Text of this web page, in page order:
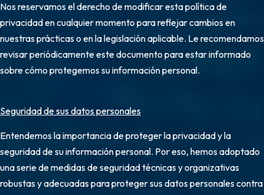
Nos reservamos el derecho de modificar esta política de
privacidad en cualquier momento para reflejar cambios en
nuestras prácticas o en la legislación aplicable. Le recomendamos
revisar periódicamente este documento para estar informado
sobre cómo protegemos su información personal.
Seguridad de sus datos personales
Entendemos la importancia de proteger la privacidad y la
seguridad de su información personal. Por eso, hemos adoptado
una serie de medidas de seguridad técnicas y organizativas
robustas y adecuadas para proteger sus datos personales contra